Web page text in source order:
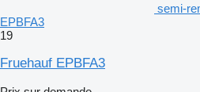
semi-
EPBFA3
19
Fruehauf EPBFA3